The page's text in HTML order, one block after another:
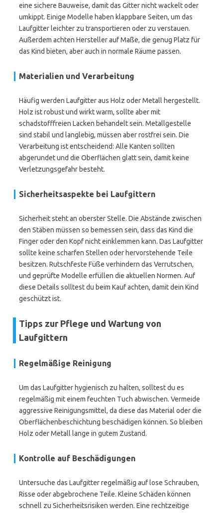
eine sichere Bauweise, damit das Gitter nicht wackelt oder
umkippt. Einige Modelle haben klappbare Seiten, um das
Laufgitter leichter zu transportieren oder zu verstauen.
Außerdem achten Hersteller auf Maße, die genug Platz für
das Kind bieten, aber auch in normale Räume passen.
Materialien und Verarbeitung
Häufig werden Laufgitter aus Holz oder Metall hergestellt.
Holz ist robust und wirkt warm, sollte aber mit
schadstofffreien Lacken behandelt sein. Metallgestelle
sind stabil und langlebig, müssen aber rostfrei sein. Die
Verarbeitung ist entscheidend: Alle Kanten sollten
abgerundet und die Oberflächen glatt sein, damit keine
Verletzungsgefahr besteht.
Sicherheitsaspekte bei Laufgittern
Sicherheit steht an oberster Stelle. Die Abstände zwischen
den Stäben müssen so bemessen sein, dass das Kind die
Finger oder den Kopf nicht einklemmen kann. Das Laufgitter
sollte keine scharfen Stellen oder hervorstehende Teile
besitzen. Rutschfeste Füße verhindern das Verrutschen,
und geprüfte Modelle erfüllen die aktuellen Normen. Auf
diese Details solltest du beim Kauf achten, damit dein Kind
geschützt ist.
Tipps zur Pflege und Wartung von
Laufgittern
Regelmäßige Reinigung
Um das Laufgitter hygienisch zu halten, solltest du es
regelmäßig mit einem feuchten Tuch abwischen. Vermeide
aggressive Reinigungsmittel, da diese das Material oder die
Oberflächenbeschichtung beschädigen können. So bleiben
Holz oder Metall lange in gutem Zustand.
Kontrolle auf Beschädigungen
Untersuche das Laufgitter regelmäßig auf lose Schrauben,
Risse oder abgebrochene Teile. Kleine Schäden können
schnell zu Sicherheitsrisiken werden. Eine rechtzeitige